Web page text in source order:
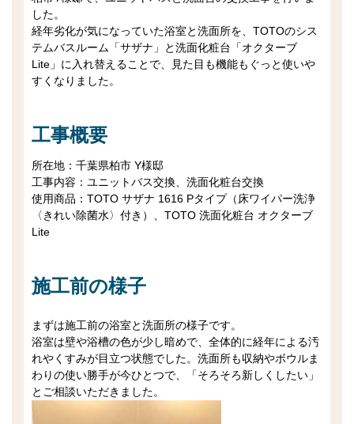
した。
経年劣化が気になっていた浴室と洗面所を、TOTOのシス
テムバスルーム「サザナ」と洗面化粧台「オクターブ
Lite」に入れ替えることで、見た目も機能もぐっと使いや
すくなりました。
工事概要
所在地：千葉県柏市 Y様邸
工事内容：ユニットバス交換、洗面化粧台交換
使用商品：TOTO サザナ 1616 Pタイプ（床ワイパー洗浄
〈きれい除菌水〉付き）、TOTO 洗面化粧台 オクターブ
Lite
施工前の様子
まずは施工前の浴室と洗面所の様子です。
浴室は壁や浴槽の色が少し暗めで、全体的に経年による汚
れやくすみが目立つ状態でした。洗面所も収納やボウルま
わりの使い勝手が今ひとつで、「そろそろ新しくしたい」
とご相談いただきました。